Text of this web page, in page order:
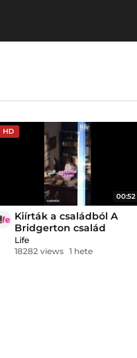
HD
00:52
Kiírták a családból A
Bridgerton család
legnépszerűbb
szerelmespárját?
Life
18282 views 1 hete